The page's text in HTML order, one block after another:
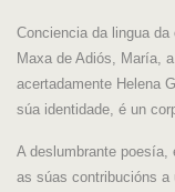
Conciencia da lingua
Maxa de Adiós, María,
acertadamente Helena
súa identidade, é un
A deslumbrante poesía,
as súas contribucións a